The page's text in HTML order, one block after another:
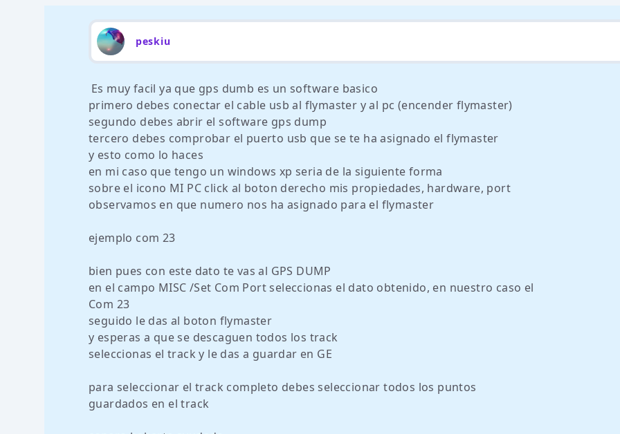
peskiu
Es muy facil ya que gps dumb es un software basico
primero debes conectar el cable usb al flymaster y al pc (encender flymaster)
segundo debes abrir el software gps dump
tercero debes comprobar el puerto usb que se te ha asignado el flymaster
y esto como lo haces
en mi caso que tengo un windows xp seria de la siguiente forma
sobre el icono MI PC click al boton derecho mis propiedades, hardware, port
observamos en que numero nos ha asignado para el flymaster
ejemplo com 23
bien pues con este dato te vas al GPS DUMP
en el campo MISC /Set Com Port seleccionas el dato obtenido, en nuestro caso el
Com 23
seguido le das al boton flymaster
y esperas a que se descaguen todos los track
seleccionas el track y le das a guardar en GE
para seleccionar el track completo debes seleccionar todos los puntos
guardados en el track